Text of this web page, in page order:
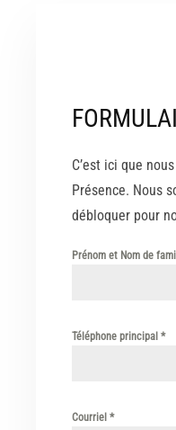
C’est ici que
Présence. Nous
débloquer pour
Prénom et Nom de
Téléphone principal *
Courriel *